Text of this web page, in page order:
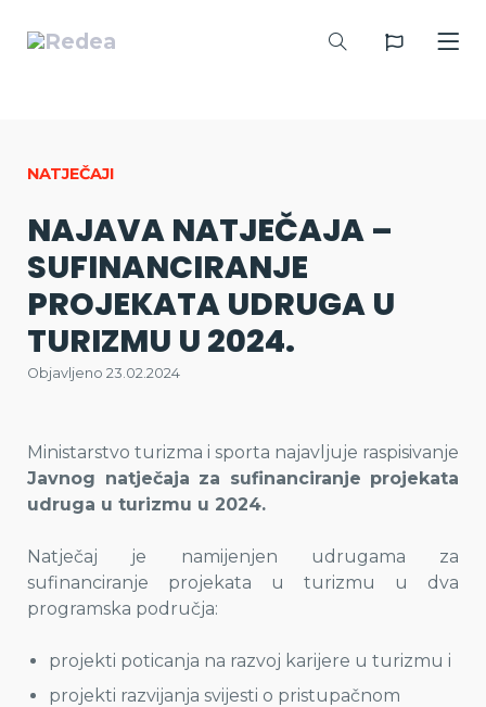
NATJEČAJI
NAJAVA NATJEČAJA –
SUFINANCIRANJE
PROJEKATA UDRUGA U
TURIZMU U 2024.
Objavljeno 23.02.2024
Ministarstvo turizma i sporta najavljuje raspisivanje
Javnog natječaja za sufinanciranje projekata
udruga u turizmu u 2024.
Natječaj je namijenjen udrugama za
sufinanciranje projekata u turizmu u dva
programska područja:
projekti poticanja na razvoj karijere u turizmu i
projekti razvijanja svijesti o pristupačnom